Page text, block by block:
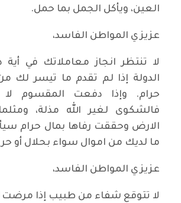
العين، ويأكل الجمل بما حمل.
عزيزي المواطن الفاسد،
لا تنتظر انجاز معاملاتك في أية
الدولة إذا لم تقدم ما تيسر لك
حرام. وإذا دفعت المقسوم لا
فالشكوى لغير الله مذلة،
الارض وحققت رفاها بمال حرام
ما لديك من اموال سواء بحلال أو
عزيزي المواطن الفاسد،
لا تتوقع شفاء من طبيب إذا مرضت